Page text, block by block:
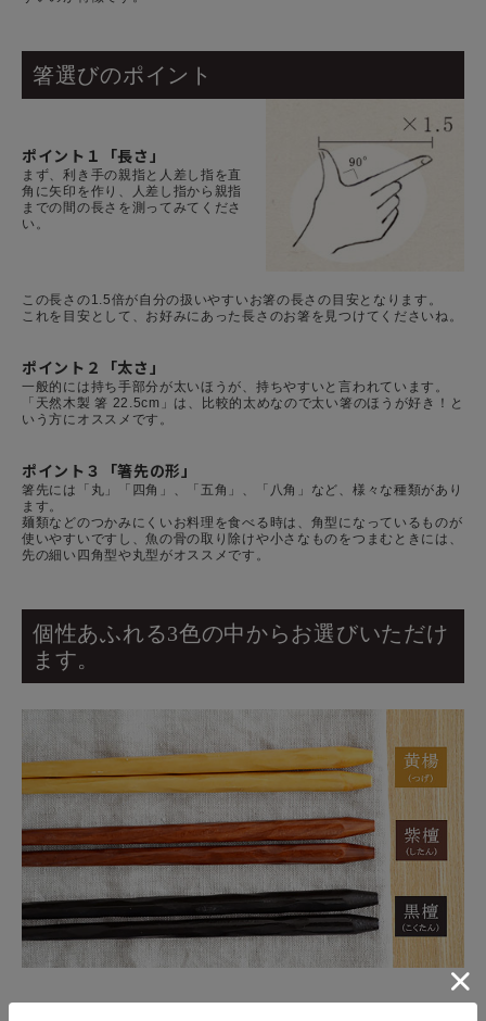
箸選びのポイント
ポイント１「長さ」
まず、利き手の親指と人差し指を直
角に矢印を作り、人差し指から親指
までの間の長さを測ってみてくださ
い。
この長さの1.5倍が自分の扱いやすいお箸の長さの目安となります。
これを目安として、お好みにあった長さのお箸を見つけてくださいね。
ポイント２「太さ」
一般的には持ち手部分が太いほうが、持ちやすいと言われています。
「天然木製 箸 22.5cm」は、比較的太めなので太い箸のほうが好き！と
いう方にオススメです。
ポイント３「箸先の形」
箸先には「丸」「四角」、「五角」、「八角」など、様々な種類があり
ます。
麺類などのつかみにくいお料理を食べる時は、角型になっているものが
使いやすいですし、魚の骨の取り除けや小さなものをつまむときには、
先の細い四角型や丸型がオススメです。
個性あふれる3色の中からお選びいただけ
ます。
黒檀(こくたん)